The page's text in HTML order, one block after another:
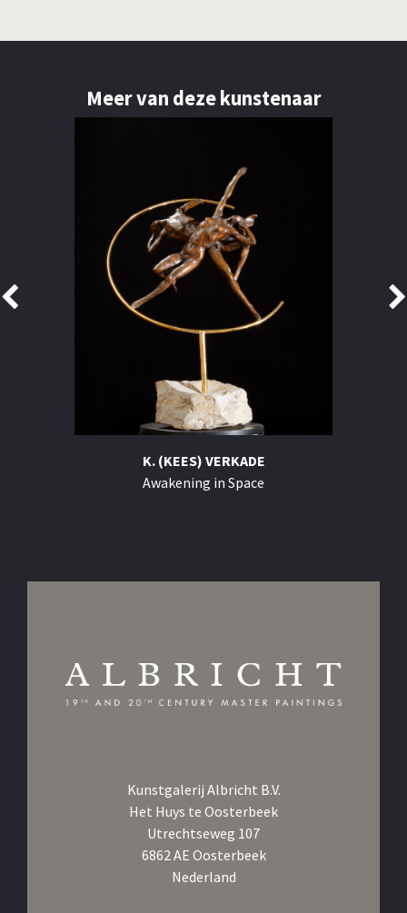
Meer van deze kunstenaar
K. (KEES) VERKADE
Awakening in Space
Kunstgalerij Albricht B.V.
Het Huys te Oosterbeek
Utrechtseweg 107
6862 AE Oosterbeek
Nederland